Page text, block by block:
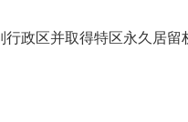
政区并取得特区永久居留